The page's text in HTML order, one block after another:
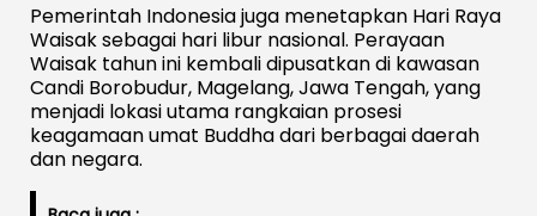
Pemerintah Indonesia juga menetapkan Hari Raya
Waisak sebagai hari libur nasional. Perayaan
Waisak tahun ini kembali dipusatkan di kawasan
Candi Borobudur, Magelang, Jawa Tengah, yang
menjadi lokasi utama rangkaian prosesi
keagamaan umat Buddha dari berbagai daerah
dan negara.